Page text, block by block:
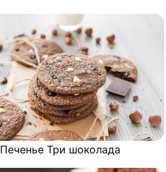
Печенье Три шоколада